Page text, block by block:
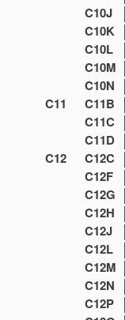
C10J
C10K
C10L
C10M
C10N
C11 C11B
C11C
C11D
C12 C12C
C12F
C12G
C12H
C12J
C12L
C12M
C12N
C12P